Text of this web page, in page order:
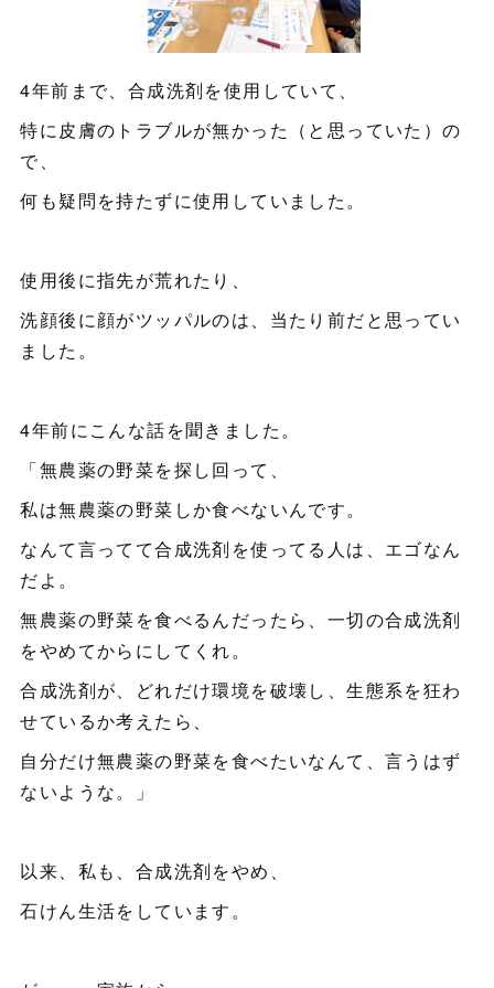
4年前まで、合成洗剤を使用していて、
特に皮膚のトラブルが無かった（と思っていた）の
で、
何も疑問を持たずに使用していました。
使用後に指先が荒れたり、
洗顔後に顔がツッパルのは、当たり前だと思ってい
ました。
4年前にこんな話を聞きました。
「無農薬の野菜を探し回って、
私は無農薬の野菜しか食べないんです。
なんて言ってて合成洗剤を使ってる人は、エゴなん
だよ。
無農薬の野菜を食べるんだったら、一切の合成洗剤
をやめてからにしてくれ。
合成洗剤が、どれだけ環境を破壊し、生態系を狂わ
せているか考えたら、
自分だけ無農薬の野菜を食べたいなんて、言うはず
ないような。」
以来、私も、合成洗剤をやめ、
石けん生活をしています。